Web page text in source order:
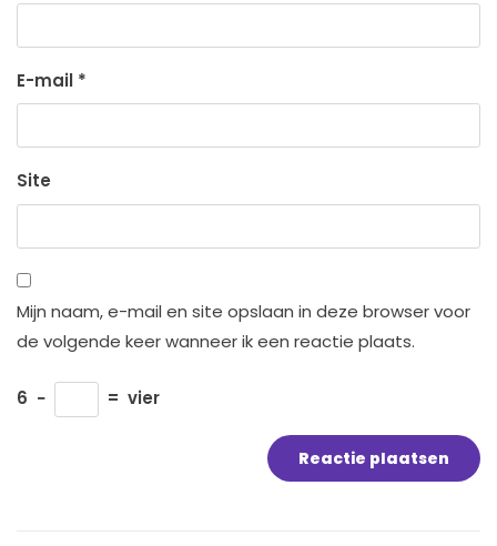
E-mail *
Site
Mijn naam, e-mail en site opslaan in deze browser voor
de volgende keer wanneer ik een reactie plaats.
6 − = vier